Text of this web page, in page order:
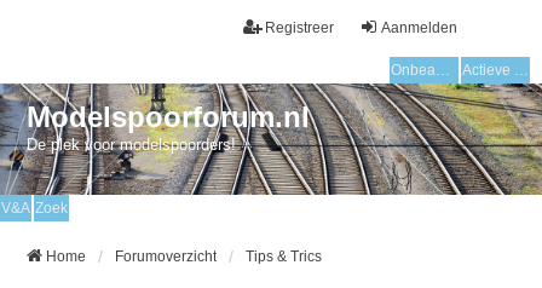
Aanmelden
Registreer
Onbeantwoorde onderwerpen Actieve onderwerpen
Modelspoorforum.nl
De plek voor modelspoorders!
V&A Zoek
Home Forumoverzicht Tips & Trics